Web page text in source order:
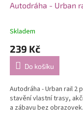
Autodráha - Urban
Skladem
239 Kč
Do košíku
Autodráha - Urban rail 2
stavění vlastní trasy,
a zábavu bez obrazovek.